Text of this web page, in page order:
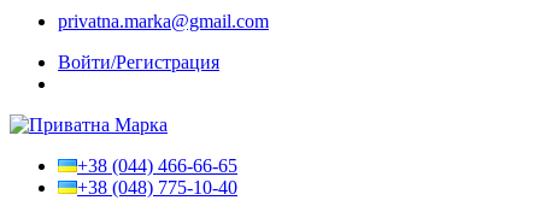
privatna.marka@gmail.com
Войти/Регистрация
+38 (044) 466-66-65
+38 (048) 775-10-40